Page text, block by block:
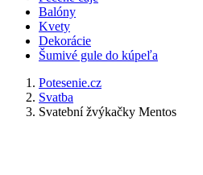
Balóny
Kvety
Dekorácie
Šumivé gule do kúpeľa
Potesenie.cz
Svatba
Svatební žvýkačky Mentos